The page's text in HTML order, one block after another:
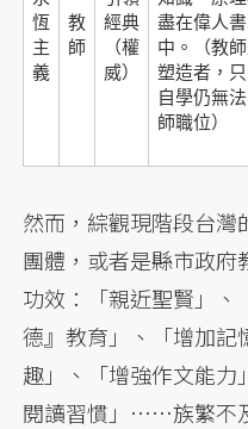
恆
主
義
教
師
經典
（權
威）
盡在偉人
中。（教
塑造者，
自學仍無
師職位）
然而，綜觀現階段台
團體，或者是縣市政府
功效：「親近聖賢」
德』教育」、「增加記
趣」、「增強作文能
閱讀習慣」……族繁不